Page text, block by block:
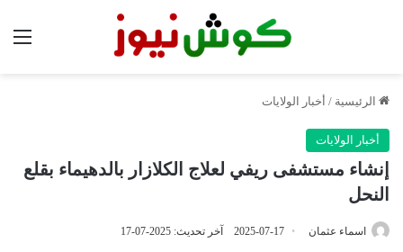
الرئيسية / أخبار الولايات
أخبار الولايات
إنشاء مستشفى ريفي لعلاج الكلازار بالدهيماء بقلع
النحل
اسماء عثمان 2025-07-17 آخر تحديث: 2025-07-17